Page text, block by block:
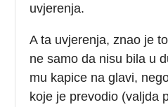
uvjerenja.
A ta uvjerenja, znao je
ne samo da nisu bila u
mu kapice na glavi,
koje je prevodio (valjda